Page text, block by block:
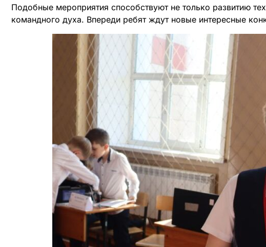
Подобные мероприятия способствуют не только развитию
командного духа. Впереди ребят ждут новые интересные